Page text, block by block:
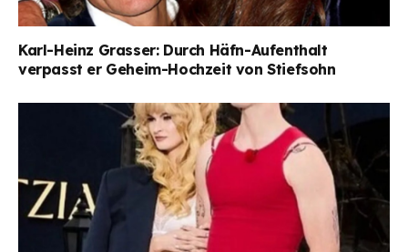
Karl-Heinz Grasser: Durch Häfn-Aufenthalt
verpasst er Geheim-Hochzeit von Stiefsohn